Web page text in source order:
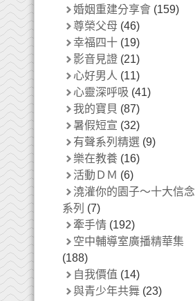
婚姻重建分享會(159)
尊榮父母 (46)
幸福四十(19)
影音見證(21)
心好男人 (11)
心靈深呼吸 (41)
我的寶貝 (87)
暑假短宣 (32)
有聲系列精選(9)
樂在教養(16)
活動ＤＭ (6)
澆灌你的園子～十大信念
系列 (7)
牽手情(192)
空中輔導室廣播精華集
(188)
自我價值 (14)
與青少年共舞(23)